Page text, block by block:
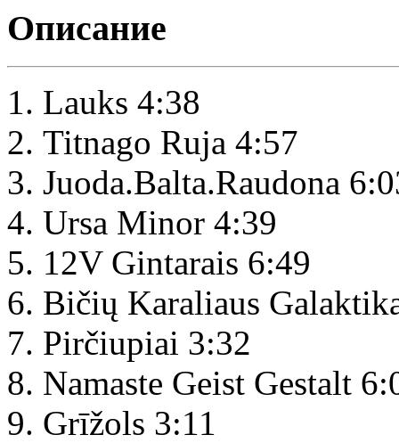
Описание
Lauks 4:38
Titnago Ruja 4:57
Juoda.Balta.Raudona
Ursa Minor 4:39
12V Gintarais 6:49
Bičių Karaliaus
Pirčiupiai 3:32
Namaste Geist Gestalt
Grīžols 3:11